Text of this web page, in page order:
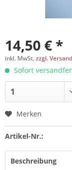
14,50 € *
inkl. MwSt.zzgl.
Sofort
Merken
Artikel-Nr.:
Beschreibung